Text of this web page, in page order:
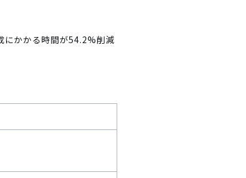
にかかる時間が54.2%削減